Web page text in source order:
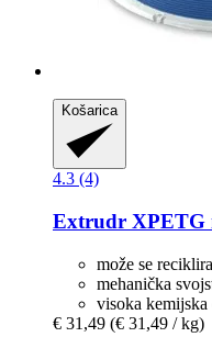
Košarica
4.3 (4)
Extrudr XPETG
može se
mehanička
visoka kemijska
€ 31,49 (€ 31,49 / kg)